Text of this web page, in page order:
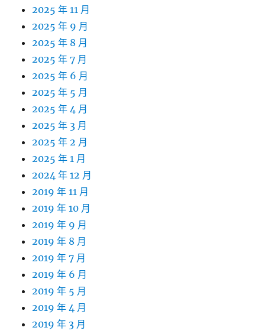
2025 年 11 月
2025 年 9 月
2025 年 8 月
2025 年 7 月
2025 年 6 月
2025 年 5 月
2025 年 4 月
2025 年 3 月
2025 年 2 月
2025 年 1 月
2024 年 12 月
2019 年 11 月
2019 年 10 月
2019 年 9 月
2019 年 8 月
2019 年 7 月
2019 年 6 月
2019 年 5 月
2019 年 4 月
2019 年 3 月